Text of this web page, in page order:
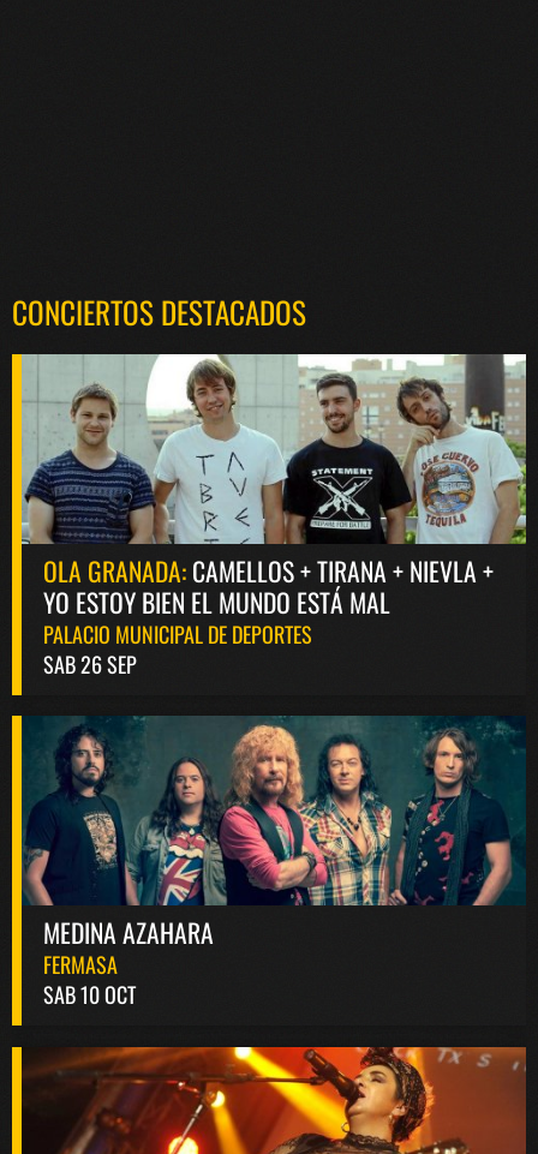
CONCIERTOS DESTACADOS
OLA GRANADA:CAMELLOS + TIRANA + NIEVLA +
YO ESTOY BIEN EL MUNDO ESTÁ MAL
PALACIO MUNICIPAL DE DEPORTES
SAB 26 SEP
MEDINA AZAHARA
FERMASA
SAB 10 OCT